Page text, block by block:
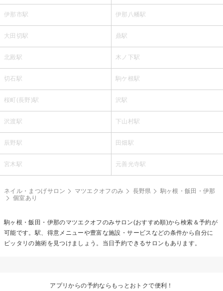
伊那市駅 伊那八幡駅
大田切駅 鼎駅
北殿駅 木ノ下駅
切石駅 駒ケ根駅
桜町(長野)駅 沢駅
沢渡駅 下山村駅
辰野駅 田畑駅
宮木駅 元善光寺駅
ネイル・まつげサロン マツエクオフのみ 長野県
駒ヶ根・飯田・伊那
個室あり
駒ヶ根・飯田・伊那のマツエクオフのみサロン(おすすめ順)から検索＆予約が
可能です。駅、得意メニューや豊富な施設・サービスなどの条件から自分に
ピッタリの施術を見つけましょう。当日予約できるサロンもあります。
アプリからの予約ならもっとおトクで便利！